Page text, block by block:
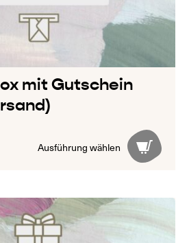
mit Gutschein